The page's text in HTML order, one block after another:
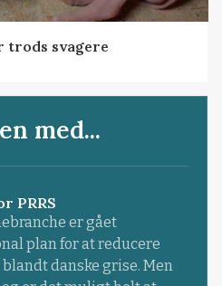
trods svagere
med...
PRRS
er gået
plan for at reducere
blandt danske grise. Men